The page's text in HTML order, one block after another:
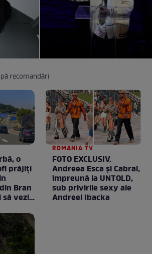
recomandări
o
prăjiţi
Bran
să vezi
ROMANIA TV
FOTO EXCLUSIV.
Andreea Esca şi Cabral,
împreună la UNTOLD,
sub privirile sexy ale
Andreei Ibacka